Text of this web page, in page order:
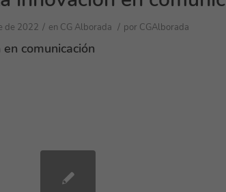
de 2022 / en CG Alborada / por CGAlborada
comunicación